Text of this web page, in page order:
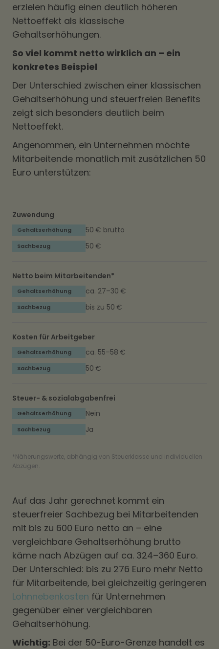
erzielen häufig einen deutlich höheren
Nettoeffekt als klassische
Gehaltserhöhungen.
So viel kommt netto wirklich an – ein
konkretes Beispiel
Der Unterschied zwischen einer klassischen
Gehaltserhöhung und steuerfreien Benefits
zeigt sich besonders deutlich beim
Nettoeffekt.
Angenommen, ein Unternehmen möchte
Mitarbeitende monatlich mit zusätzlichen 50
Euro unterstützen:
Zuwendung
50 € brutto
50 €
Netto beim Mitarbeitenden*
ca. 27–30 €
bis zu 50 €
Kosten für Arbeitgeber
ca. 55–58 €
50 €
Steuer- & sozialabgabenfrei
Nein
Ja
*Näherungswerte, abhängig von Steuerklasse und individuellen
Abzügen.
Auf das Jahr gerechnet kommt ein
steuerfreier Sachbezug bei Mitarbeitenden
mit bis zu 600 Euro netto an – eine
vergleichbare Gehaltserhöhung brutto
käme nach Abzügen auf ca. 324–360 Euro.
Der Unterschied: bis zu 276 Euro mehr Netto
für Mitarbeitende, bei gleichzeitig geringeren
Lohnnebenkosten für Unternehmen
gegenüber einer vergleichbaren
Gehaltserhöhung.
Wichtig: Bei der 50-Euro-Grenze handelt es